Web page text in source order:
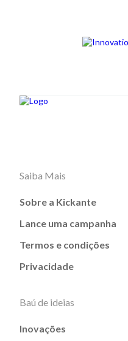
Saiba Mais
Sobre a Kickante
Lance uma campanha
Termos e condições
Privacidade
Baú de ideias
Inovações